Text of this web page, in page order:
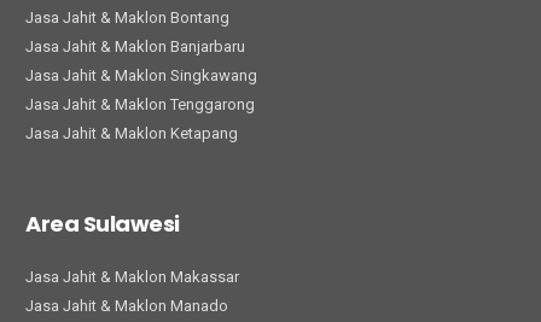
Jasa Jahit & Maklon Bontang
Jasa Jahit & Maklon Banjarbaru
Jasa Jahit & Maklon Singkawang
Jasa Jahit & Maklon Tenggarong
Jasa Jahit & Maklon Ketapang
Area Sulawesi
Jasa Jahit & Maklon Makassar
Jasa Jahit & Maklon Manado